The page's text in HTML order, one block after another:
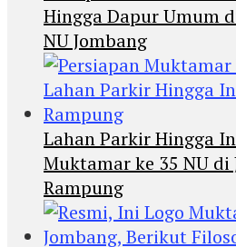
Hingga Dapur Umum
NU Jombang
Lahan Parkir Hingga
Muktamar ke 35 NU di
Rampung